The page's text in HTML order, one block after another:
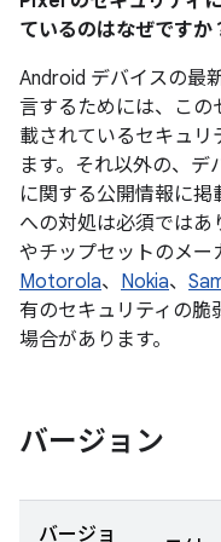
ているのはなぜですか
Android デバイスの最
言するためには、この
載されているセキュリ
ます。それ以外の、デ
に関する公開情報に
への対処は必須ではあ
やチップセットのメー
Motorola、 Nokia、
有のセキュリティの脆
場合があります。
バージョン
バージョ